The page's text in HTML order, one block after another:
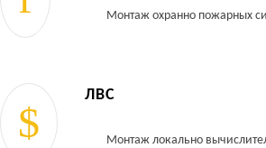
Монтаж охранно пожарных
ЛВС
Монтаж локально